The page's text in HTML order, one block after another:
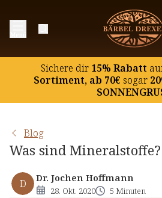
Sichere dir15% Rabatt
Sortiment, ab 70€ sogar
Blog
Was sind Mineralstoffe?
D Dr. Jochen Hoffmann
28. Okt. 2020 5 Minuten
Was sind Mineralstoffe? Für
unverzichtbar.
Mineralstoffhaushalt und
Körperliche Anstrengungen
Mineralstoffbedarf
Mineralstoffe aus dem Meer
Mineralstoffe und der Säure-